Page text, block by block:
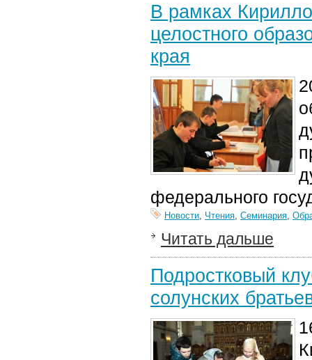
В рамках
целостного
края
федерального
Новости, Чтения, Семинария,
Читать дальше
Подростковый
солунских